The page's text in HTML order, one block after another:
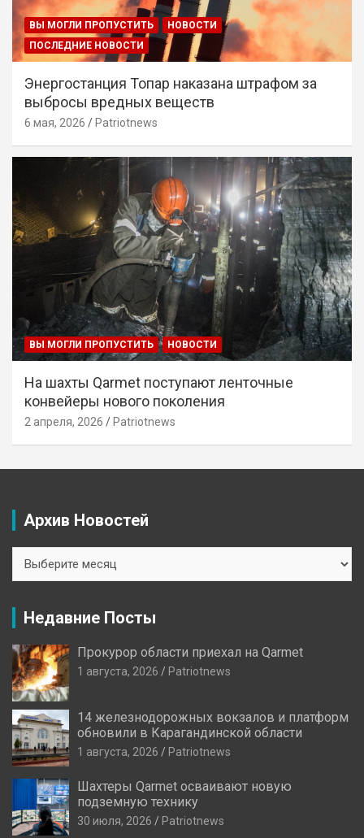
ВЫ МОГЛИ ПРОПУСТИТЬ
НОВОСТИ
ПОСЛЕДНИЕ НОВОСТИ
Энергостанция Топар наказана штрафом за
выбросы вредных веществ
6 мая, 2026 Patriotnews
ВЫ МОГЛИ ПРОПУСТИТЬ НОВОСТИ
На шахты Qarmet поступают ленточные
конвейеры нового поколения
2 апреля, 2026 Patriotnews
Архив Новостей
Новостей
Недавние Посты
Прокурор области приехал на Qarmet
1 августа, 2026 Patriotnews
14 железнодорожных вокзалов и платформ
обновили в Карагандинской области
1 августа, 2026 Patriotnews
Шахтеры Qarmet осваивают новую
подземную технику
30 июля, 2026 Patriotnews